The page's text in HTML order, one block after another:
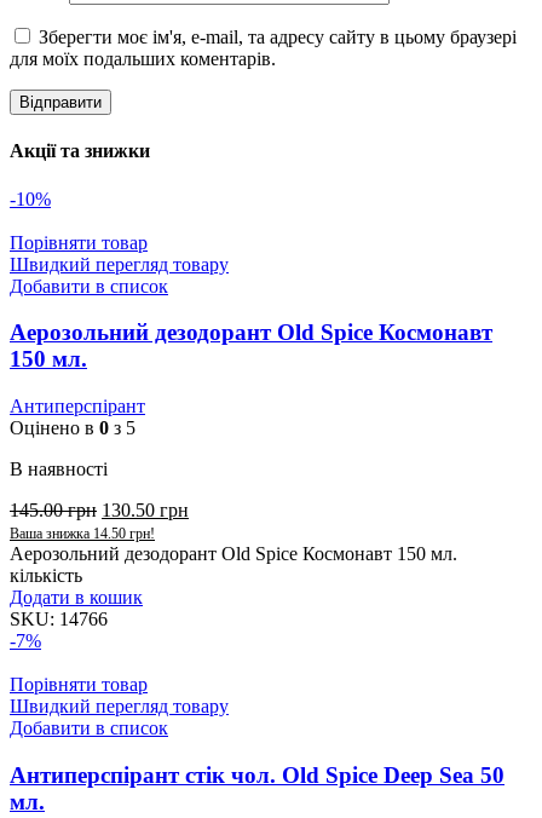
Зберегти моє ім'я, e-mail, та адресу сайту в цьому браузері
для моїх подальших коментарів.
Акції та знижки
-10%
Порівняти товар
Швидкий перегляд товару
Добавити в список
Аерозольний дезодорант Old Spice Космонавт
150 мл.
Антиперспірант
Оцінено в 0 з 5
В наявності
145.00грн 130.50 грн
Ваша знижка 14.50 грн!
Аерозольний дезодорант Old Spice Космонавт 150 мл.
кількість
Додати в кошик
SKU: 14766
-7%
Порівняти товар
Швидкий перегляд товару
Добавити в список
Антиперспірант стік чол. Old Spice Deep Sea 50
мл.